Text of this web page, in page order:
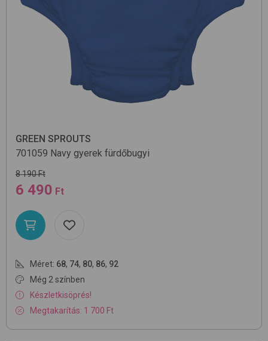
GREEN SPROUTS
701059 Navy gyerek fürdőbugyi
8 190 Ft
6 490 Ft
Méret: 68, 74, 80, 86, 92
Még 2 színben
Készletkisöprés!
Megtakarítás: 1 700 Ft